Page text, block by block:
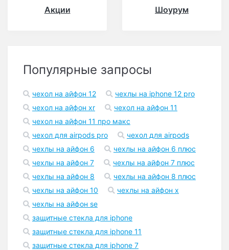
Акции Шоурум
Популярные запросы
чехол на айфон 12
чехлы на iphone 12 pro
чехол на айфон xr
чехол на айфон 11
чехол на айфон 11 про макс
чехол для airpods pro
чехол для airpods
чехлы на айфон 6
чехлы на айфон 6 плюс
чехлы на айфон 7
чехлы на айфон 7 плюс
чехлы на айфон 8
чехлы на айфон 8 плюс
чехлы на айфон 10
чехлы на айфон x
чехлы на айфон se
защитные стекла для iphone
защитные стекла для iphone 11
защитные стекла для iphone 7